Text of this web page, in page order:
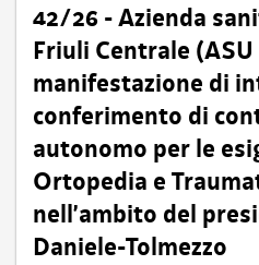
42/26 - Azienda
Friuli Centrale (ASU
manifestazione di
conferimento di
autonomo per le
Ortopedia e
nell’ambito del
Daniele-Tolmezzo